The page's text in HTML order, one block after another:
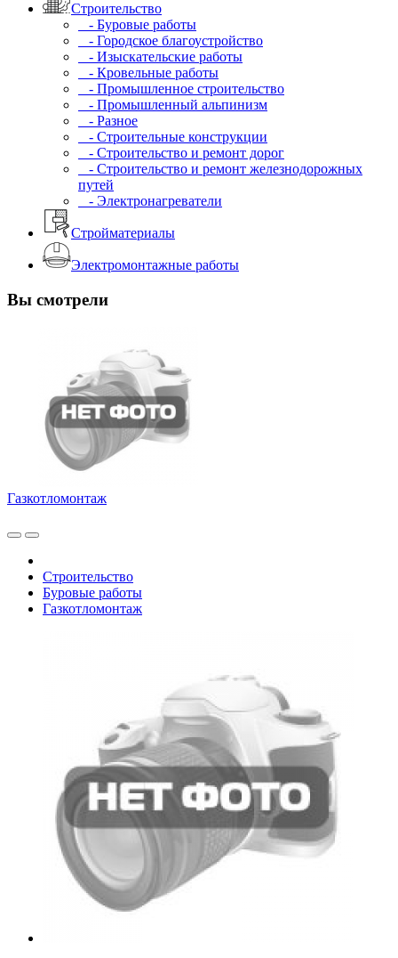
Строительство
- Буровые работы
- Городское благоустройство
- Изыскательские работы
- Кровельные работы
- Промышленное строительство
- Промышленный альпинизм
- Разное
- Строительные конструкции
- Строительство и ремонт дорог
- Строительство и ремонт железнодорожных
путей
- Электронагреватели
Стройматериалы
Электромонтажные работы
Вы смотрели
Газкотломонтаж
Строительство
Буровые работы
Газкотломонтаж